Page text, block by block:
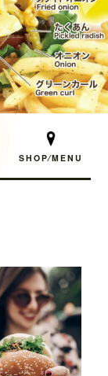
SHOP⁄MENU